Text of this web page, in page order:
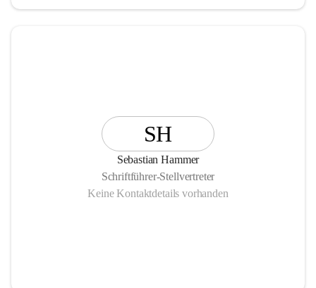
SH
Sebastian Hammer
Schriftführer-Stellvertreter
Keine Kontaktdetails vorhanden